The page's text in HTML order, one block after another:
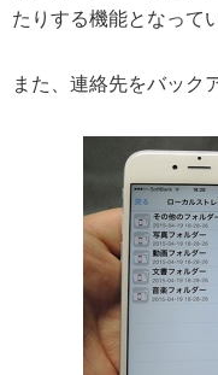
たりする機能となって
また、連絡先をバック